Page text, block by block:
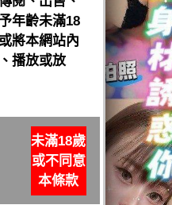
年齡未滿18
將本網站內
播放或放
未滿18歲
或不同意
本條款